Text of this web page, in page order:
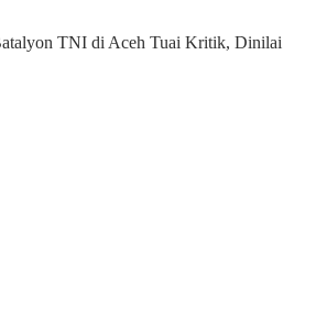
TNI di Aceh Tuai Kritik, Dinilai